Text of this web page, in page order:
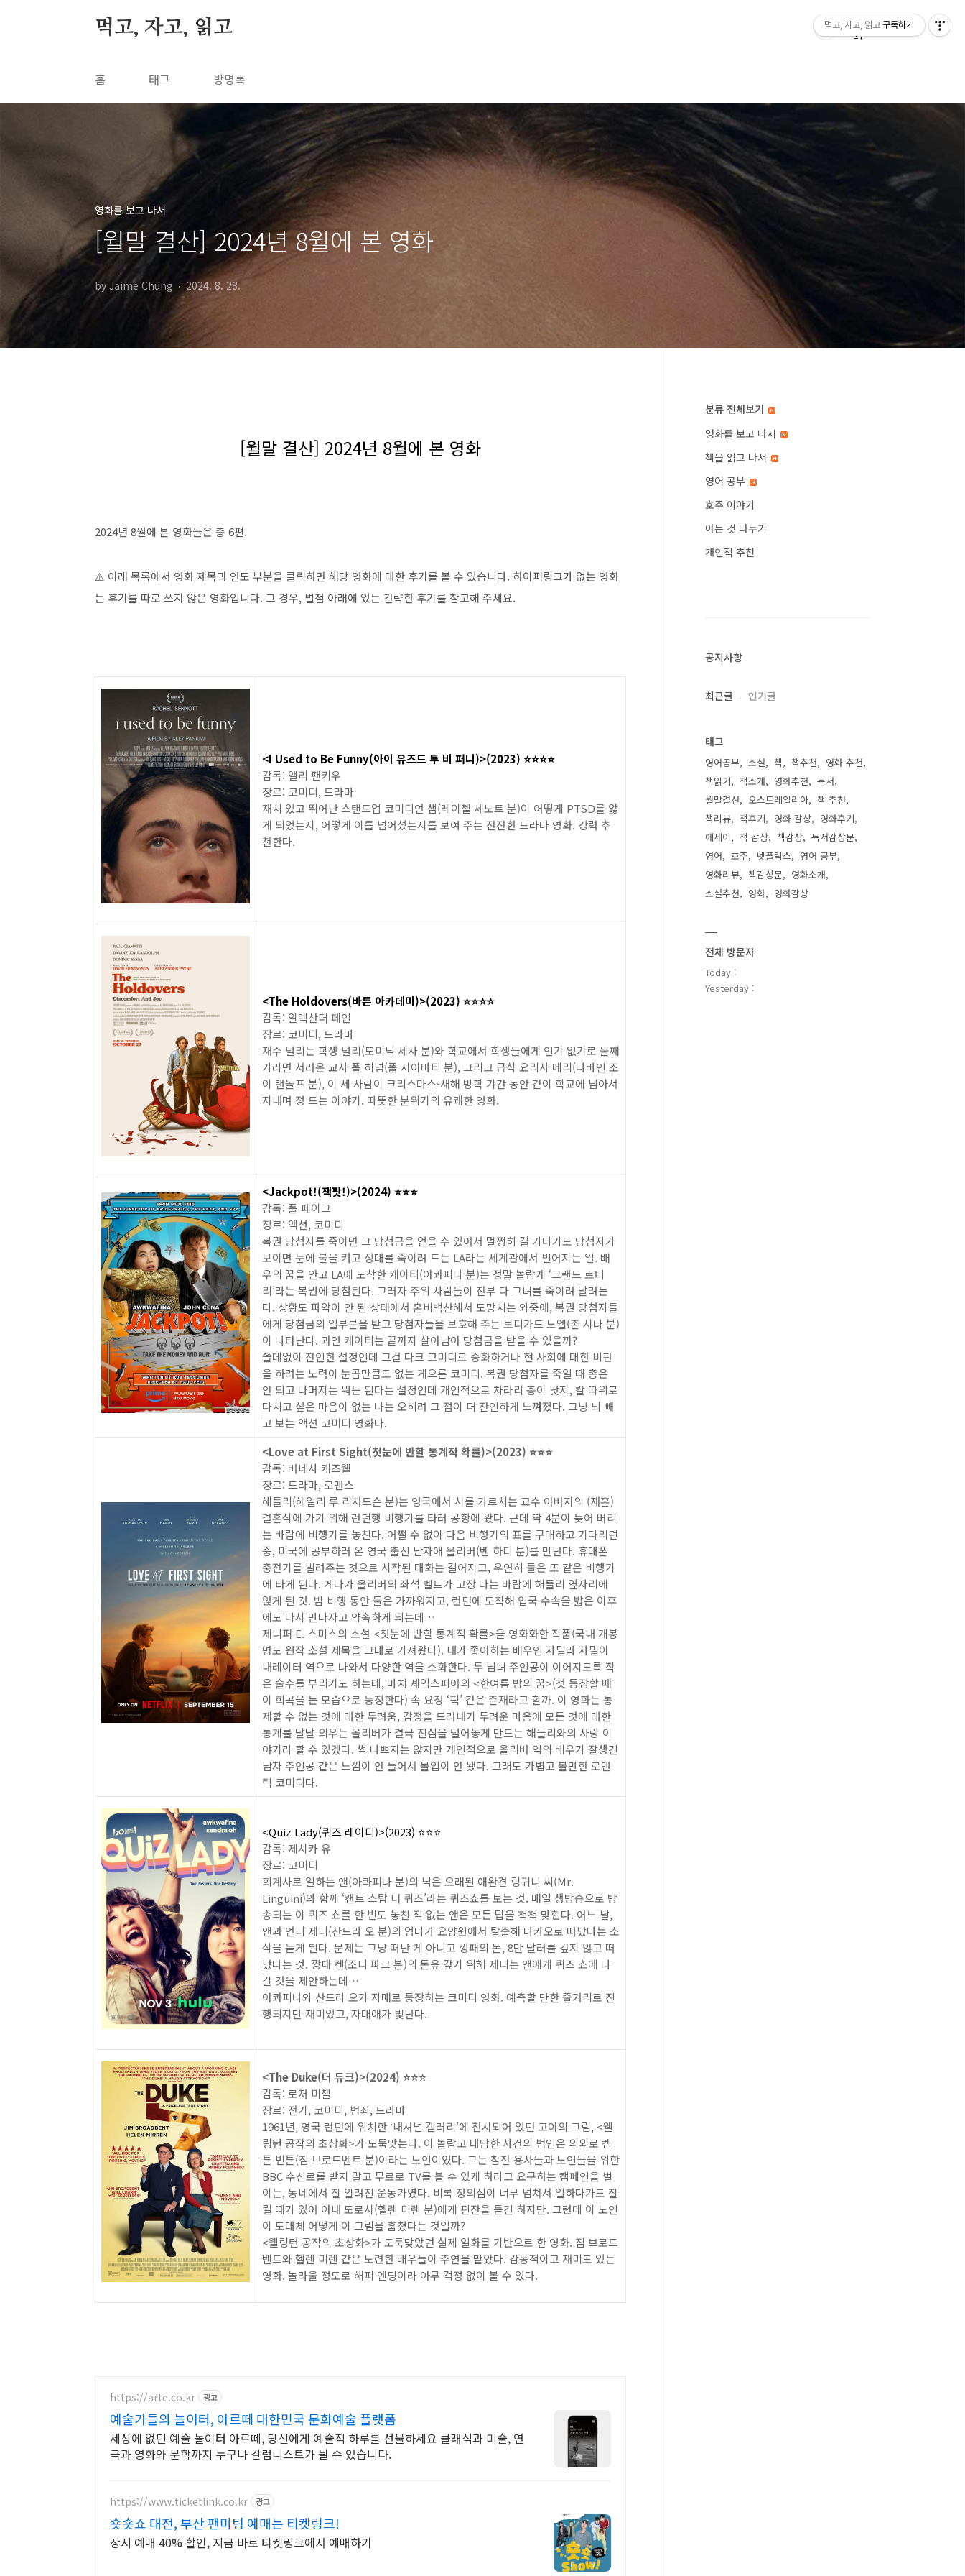
먹고, 자고, 읽고
홈 태그 방명록
영화를 보고 나서
[월말 결산] 2024년 8월에 본 영화
by Jaime Chung 2024. 8. 28.
[월말 결산] 2024년 8월에 본 영화
2024년 8월에 본 영화들은 총 6편.
⚠️ 아래 목록에서 영화 제목과 연도 부분을 클릭하면 해당 영화에 대한 후기를 볼 수 있습니다. 하이퍼링크가 없는 영화
는 후기를 따로 쓰지 않은 영화입니다. 그 경우, 별점 아래에 있는 간략한 후기를 참고해 주세요.
<I Used to Be Funny(아이 유즈드 투 비 퍼니)>(2023) ⭐️⭐️⭐️⭐️
감독: 앨리 팬키우
장르: 코미디, 드라마
재치 있고 뛰어난 스탠드업 코미디언 샘(레이첼 세노트 분)이 어떻게 PTSD를 앓
게 되었는지, 어떻게 이를 넘어섰는지를 보여 주는 잔잔한 드라마 영화. 강력 추
천한다.
<The Holdovers(바튼 아카데미)>(2023) ⭐️⭐️⭐️⭐️
감독: 알렉산더 페인
장르: 코미디, 드라마
재수 털리는 학생 털리(도미닉 세사 분)와 학교에서 학생들에게 인기 없기로 둘째
가라면 서러운 교사 폴 허넘(폴 지아마티 분), 그리고 급식 요리사 메리(다바인 조
이 랜돌프 분), 이 세 사람이 크리스마스-새해 방학 기간 동안 같이 학교에 남아서
지내며 정 드는 이야기. 따뜻한 분위기의 유쾌한 영화.
<Jackpot!(잭팟!)>(2024) ⭐️⭐️⭐️
감독: 폴 페이그
장르: 액션, 코미디
복권 당첨자를 죽이면 그 당첨금을 얻을 수 있어서 멀쩡히 길 가다가도 당첨자가
보이면 눈에 불을 켜고 상대를 죽이려 드는 LA라는 세계관에서 벌어지는 일. 배
우의 꿈을 안고 LA에 도착한 케이티(아콰피나 분)는 정말 놀랍게 ‘그랜드 로터
리’라는 복권에 당첨된다. 그러자 주위 사람들이 전부 다 그녀를 죽이려 달려든
다. 상황도 파악이 안 된 상태에서 혼비백산해서 도망치는 와중에, 복권 당첨자들
에게 당첨금의 일부분을 받고 당첨자들을 보호해 주는 보디가드 노엘(존 시나 분)
이 나타난다. 과연 케이티는 끝까지 살아남아 당첨금을 받을 수 있을까?
쓸데없이 잔인한 설정인데 그걸 다크 코미디로 승화하거나 현 사회에 대한 비판
을 하려는 노력이 눈곱만큼도 없는 게으른 코미디. 복권 당첨자를 죽일 때 총은
안 되고 나머지는 뭐든 된다는 설정인데 개인적으로 차라리 총이 낫지, 칼 따위로
다치고 싶은 마음이 없는 나는 오히려 그 점이 더 잔인하게 느껴졌다. 그냥 뇌 빼
고 보는 액션 코미디 영화다.
<Love at First Sight(첫눈에 반할 통계적 확률)>(2023) ⭐️⭐️⭐️
감독: 버네사 캐즈웰
장르: 드라마, 로맨스
해들리(헤일리 루 리처드슨 분)는 영국에서 시를 가르치는 교수 아버지의 (재혼)
결혼식에 가기 위해 런던행 비행기를 타러 공항에 왔다. 근데 딱 4분이 늦어 버리
는 바람에 비행기를 놓친다. 어쩔 수 없이 다음 비행기의 표를 구매하고 기다리던
중, 미국에 공부하러 온 영국 출신 남자애 올리버(벤 하디 분)를 만난다. 휴대폰
충전기를 빌려주는 것으로 시작된 대화는 길어지고, 우연히 둘은 또 같은 비행기
에 타게 된다. 게다가 올리버의 좌석 벨트가 고장 나는 바람에 해들리 옆자리에
앉게 된 것. 밤 비행 동안 둘은 가까워지고, 런던에 도착해 입국 수속을 밟은 이후
에도 다시 만나자고 약속하게 되는데…
제니퍼 E. 스미스의 소설 <첫눈에 반할 통계적 확률>을 영화화한 작품(국내 개봉
명도 원작 소설 제목을 그대로 가져왔다). 내가 좋아하는 배우인 자밀라 자밀이
내레이터 역으로 나와서 다양한 역을 소화한다. 두 남녀 주인공이 이어지도록 작
은 술수를 부리기도 하는데, 마치 셰익스피어의 <한여름 밤의 꿈>(첫 등장할 때
이 희곡을 든 모습으로 등장한다) 속 요정 ‘퍽’ 같은 존재라고 할까. 이 영화는 통
제할 수 없는 것에 대한 두려움, 감정을 드러내기 두려운 마음에 모든 것에 대한
통계를 달달 외우는 올리버가 결국 진심을 털어놓게 만드는 해들리와의 사랑 이
야기라 할 수 있겠다. 썩 나쁘지는 않지만 개인적으로 올리버 역의 배우가 잘생긴
남자 주인공 같은 느낌이 안 들어서 몰입이 안 됐다. 그래도 가볍고 볼만한 로맨
틱 코미디다.
<Quiz Lady(퀴즈 레이디)>(2023) ⭐️⭐️⭐️
감독: 제시카 유
장르: 코미디
회계사로 일하는 앤(아콰피나 분)의 낙은 오래된 애완견 링귀니 씨(Mr.
Linguini)와 함께 ‘캔트 스탑 더 퀴즈’라는 퀴즈쇼를 보는 것. 매일 생방송으로 방
송되는 이 퀴즈 쇼를 한 번도 놓친 적 없는 앤은 모든 답을 척척 맞힌다. 어느 날,
앤과 언니 제니(산드라 오 분)의 엄마가 요양원에서 탈출해 마카오로 떠났다는 소
식을 듣게 된다. 문제는 그냥 떠난 게 아니고 깡패의 돈, 8만 달러를 갚지 않고 떠
났다는 것. 깡패 켄(조니 파크 분)의 돈읖 갚기 위해 제니는 앤에게 퀴즈 쇼에 나
갈 것을 제안하는데…
아콰피나와 산드라 오가 자매로 등장하는 코미디 영화. 예측할 만한 줄거리로 진
행되지만 재미있고, 자매애가 빛난다.
<The Duke(더 듀크)>(2024) ⭐️⭐️⭐️
감독: 로저 미첼
장르: 전기, 코미디, 범죄, 드라마
1961년, 영국 런던에 위치한 ‘내셔널 갤러리’에 전시되어 있던 고야의 그림, <웰
링턴 공작의 초상화>가 도둑맞는다. 이 놀랍고 대담한 사건의 범인은 의외로 켐
튼 번튼(짐 브로드벤트 분)이라는 노인이었다. 그는 참전 용사들과 노인들을 위한
BBC 수신료를 받지 말고 무료로 TV를 볼 수 있게 하라고 요구하는 캠페인을 벌
이는, 동네에서 잘 알려진 운동가였다. 비록 정의심이 너무 넘쳐서 일하다가도 잘
릴 때가 있어 아내 도로시(헬렌 미렌 분)에게 핀잔을 듣긴 하지만. 그런데 이 노인
이 도대체 어떻게 이 그림을 훔쳤다는 것일까?
<웰링턴 공작의 초상화>가 도둑맞았던 실제 일화를 기반으로 한 영화. 짐 브로드
벤트와 헬렌 미렌 같은 노련한 배우들이 주연을 맡았다. 감동적이고 재미도 있는
영화. 놀라울 정도로 해피 엔딩이라 아무 걱정 없이 볼 수 있다.
https://arte.co.kr 광고
예술가들의 놀이터, 아르떼 대한민국 문화예술 플랫폼
세상에 없던 예술 놀이터 아르떼, 당신에게 예술적 하루를 선물하세요 클래식과 미술, 연
극과 영화와 문학까지 누구나 칼럼니스트가 될 수 있습니다.
https://www.ticketlink.co.kr 광고
숏숏쇼 대전, 부산 팬미팅 예매는 티켓링크!
상시 예매 40% 할인, 지금 바로 티켓링크에서 예매하기
분류 전체보기
영화를 보고 나서
책을 읽고 나서
영어 공부
호주 이야기
아는 것 나누기
개인적 추천
공지사항
최근글 인기글
태그
영어공부 소설 책 책추천
영화 추천
책읽기
책소개 영화추천
독서
월말결산
오스트레일리아
책 추천
책리뷰
책후기 영화 감상
영화후기
에세이
책 감상 책감상
독서감상문
영어
호주 넷플릭스
영어 공부
영화리뷰
책감상문
영화소개
소설추천
영화 영화감상
전체 방문자
Today :
Yesterday :
먹고, 자고, 읽고 구독하기